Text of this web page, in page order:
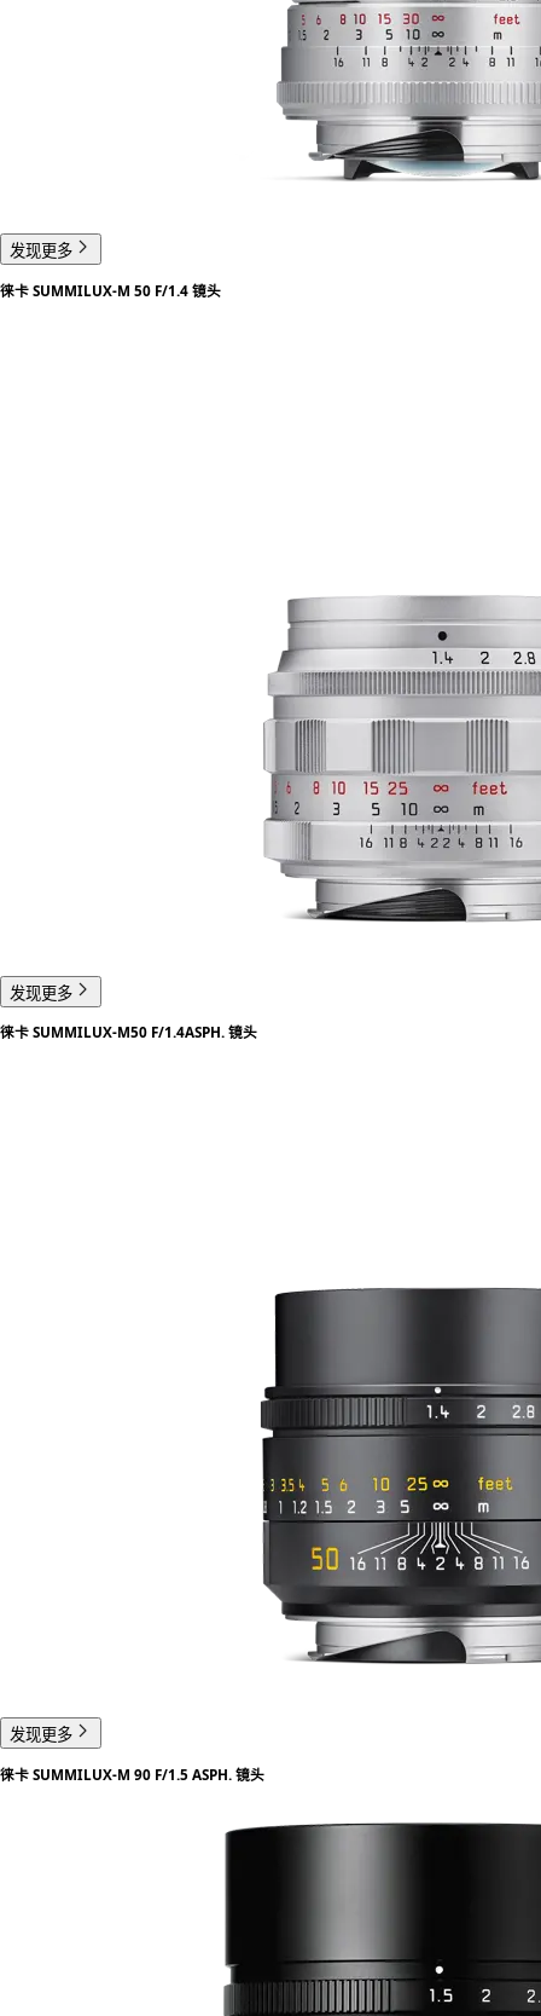
发现更多
徕卡 SUMMILUX-M 50 F/1.4 镜头
发现更多
徕卡 SUMMILUX-M50 F/1.4ASPH. 镜头
发现更多
徕卡 SUMMILUX-M 90 F/1.5 ASPH. 镜头